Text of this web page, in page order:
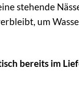
stehende
um
bereits im